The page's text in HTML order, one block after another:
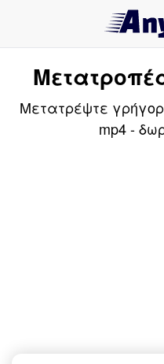
Μετατρέψτε
mp4 -